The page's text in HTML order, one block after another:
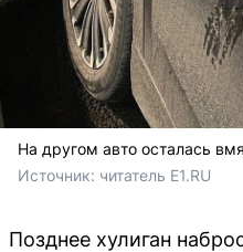
На другом авто осталась
Источник: читатель E1.RU
Позднее хулиган